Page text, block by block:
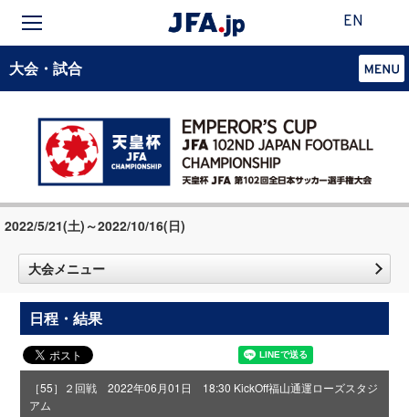
EN
大会・試合
2022/5/21(土)～2022/10/16(日)
大会メニュー
日程・結果
［55］２回戦 2022年06月01日 18:30 KickOff福山通運ローズスタジ
アム